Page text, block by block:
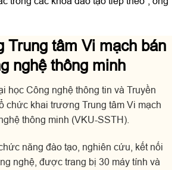
Trung tâm Vi mạch bán
nghệ thông minh
học Công nghệ thông tin và Truyền
chức khai trương Trung tâm Vi mạch
thông minh (VKU-SSTH).
năng đào tạo, nghiên cứu, kết nối
nghệ, được trang bị 30 máy tính và